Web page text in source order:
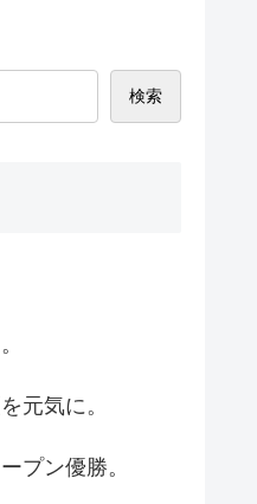
検索
元気に。
プン優勝。